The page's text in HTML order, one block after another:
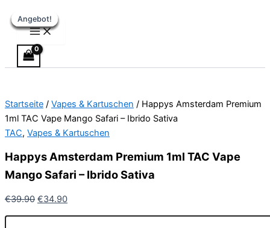
Inhalt
springen
Angebot!
Startseite / Vapes & Kartuschen / Happys Amsterdam Premium
1ml TAC Vape Mango Safari – Ibrido Sativa
TAC, Vapes & Kartuschen
Happys Amsterdam Premium 1ml TAC Vape
Mango Safari – Ibrido Sativa
€39.90
Preis
war:
€39.90
€34.90
Amsterdam
Premium
Vape
-
Ibrido
Menge
Angebot!
Angebot!
Angebot!
Angebot!
Angebot!
Angebot!